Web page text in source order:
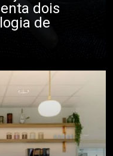
dois
de